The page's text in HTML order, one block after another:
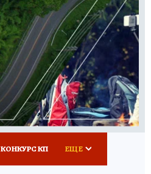
КОНКУРС КП ЕЩЕ